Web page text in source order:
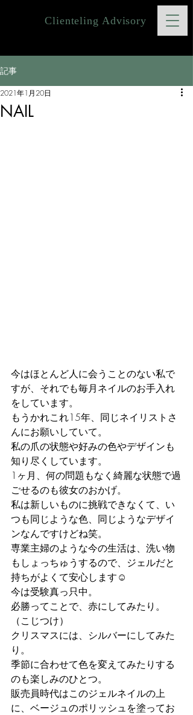
Clienteling Advisory
記事
NAIL
2021年1月20日
今はほとんど人に会うことのない私で
すが、それでも毎月ネイルのお手入れ
をしています。
もうかれこれ15年、同じネイリストさ
んにお願いしていて。
私の爪の状態や好みの色やデザインも
知り尽くしています。
1ヶ月、何の問題もなく綺麗な状態で過
ごせるのも彼女のおかげ。
私は新しいものに挑戦できなくて、い
つも同じような色、同じようなデザイ
ンなんですけどね笑。
専業主婦のような今の生活は、洗い物
もしょっちゅうするので、ジェルだと
持ちがよくて安心します☺︎
今は受験真っ只中。
必勝ってことで、赤にしてみたり。
（こじつけ）
クリスマスには、シルバーにしてみた
り。
季節に合わせて色を変えてみたりする
のも楽しみのひとつ。
販売員時代はこのジェルネイルの上
に、ベージュのポリッシュを塗ってお